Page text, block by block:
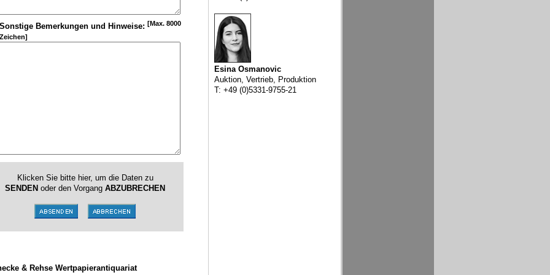
Bemerkungen und Hinweise: [Max. 8000
Klicken Sie bitte hier, um die Daten zu
SENDEN oder den Vorgang ABZUBRECHEN
& Rehse Wertpapierantiquariat
Esina Osmanovic
Auktion, Vertrieb, Produktion
T: +49 (0)5331-9755-21